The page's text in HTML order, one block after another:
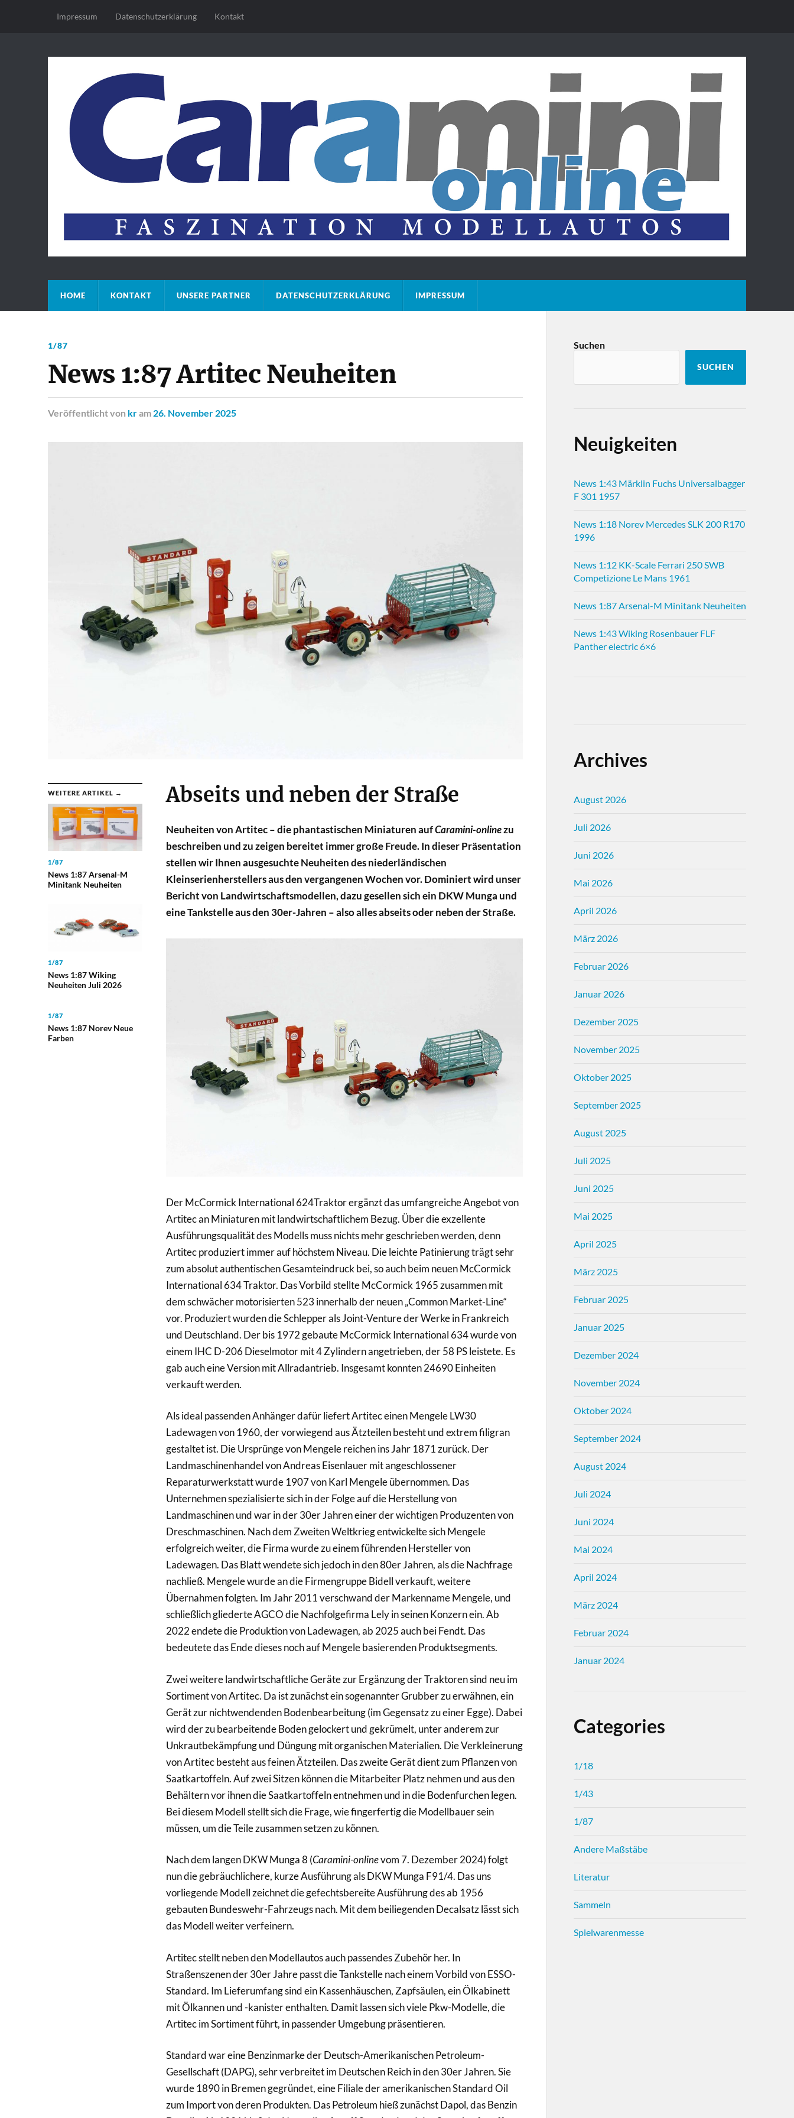
Impressum Datenschutz­erklärung Kontakt
HOME KONTAKT UNSERE PARTNER DATENSCHUTZ­ERKLÄRUNG IMPRESSUM
1/87
News 1:87 Artitec Neuheiten
Veröffentlichtvon kram 26. November 2025
WEITERE ARTIKEL →
1/87
News 1:87 Arsenal-M
Minitank Neuheiten
1/87
News 1:87 Wiking
Neuheiten Juli 2026
1/87
News 1:87 Norev Neue
Farben
Abseits und neben der Straße
Neuheiten von Artitec – die phantastischen Miniaturen aufCaramini-onlinezu
beschreiben und zu zeigen bereitet immer große Freude. In dieser Präsentation
stellen wir Ihnen ausgesuchte Neuheiten des niederländischen
Kleinserienherstellers aus den vergangenen Wochen vor. Dominiert wird unser
Bericht von Landwirtschaftsmodellen, dazu gesellen sich ein DKW Munga und
eine Tankstelle aus den 30er-Jahren – also alles abseits oder neben der Straße.
Der McCormick International 624Traktor ergänzt das umfangreiche Angebot von
Artitec an Miniaturen mit landwirtschaftlichem Bezug. Über die exzellente
Ausführungsqualität des Modells muss nichts mehr geschrieben werden, denn
Artitec produziert immer auf höchstem Niveau. Die leichte Patinierung trägt sehr
zum absolut authentischen Gesamteindruck bei, so auch beim neuen McCormick
International 634 Traktor. Das Vorbild stellte McCormick 1965 zusammen mit
dem schwächer motorisierten 523 innerhalb der neuen „Common Market-Line“
vor. Produziert wurden die Schlepper als Joint-Venture der Werke in Frankreich
und Deutschland. Der bis 1972 gebaute McCormick International 634 wurde von
einem IHC D-206 Dieselmotor mit 4 Zylindern angetrieben, der 58 PS leistete. Es
gab auch eine Version mit Allradantrieb. Insgesamt konnten 24690 Einheiten
verkauft werden.
Als ideal passenden Anhänger dafür liefert Artitec einen Mengele LW30
Ladewagen von 1960, der vorwiegend aus Ätzteilen besteht und extrem filigran
gestaltet ist. Die Ursprünge von Mengele reichen ins Jahr 1871 zurück. Der
Landmaschinenhandel von Andreas Eisenlauer mit angeschlossener
Reparaturwerkstatt wurde 1907 von Karl Mengele übernommen. Das
Unternehmen spezialisierte sich in der Folge auf die Herstellung von
Landmaschinen und war in der 30er Jahren einer der wichtigen Produzenten von
Dreschmaschinen. Nach dem Zweiten Weltkrieg entwickelte sich Mengele
erfolgreich weiter, die Firma wurde zu einem führenden Hersteller von
Ladewagen. Das Blatt wendete sich jedoch in den 80er Jahren, als die Nachfrage
nachließ. Mengele wurde an die Firmengruppe Bidell verkauft, weitere
Übernahmen folgten. Im Jahr 2011 verschwand der Markenname Mengele, und
schließlich gliederte AGCO die Nachfolgefirma Lely in seinen Konzern ein. Ab
2022 endete die Produktion von Ladewagen, ab 2025 auch bei Fendt. Das
bedeutete das Ende dieses noch auf Mengele basierenden Produktsegments.
Zwei weitere landwirtschaftliche Geräte zur Ergänzung der Traktoren sind neu im
Sortiment von Artitec. Da ist zunächst ein sogenannter Grubber zu erwähnen, ein
Gerät zur nichtwendenden Bodenbearbeitung (im Gegensatz zu einer Egge). Dabei
wird der zu bearbeitende Boden gelockert und gekrümelt, unter anderem zur
Unkrautbekämpfung und Düngung mit organischen Materialien. Die Verkleinerung
von Artitec besteht aus feinen Ätzteilen. Das zweite Gerät dient zum Pflanzen von
Saatkartoffeln. Auf zwei Sitzen können die Mitarbeiter Platz nehmen und aus den
Behältern vor ihnen die Saatkartoffeln entnehmen und in die Bodenfurchen legen.
Bei diesem Modell stellt sich die Frage, wie fingerfertig die Modellbauer sein
müssen, um die Teile zusammen setzen zu können.
Nach dem langen DKW Munga 8 (Caramini-onlinevom 7. Dezember 2024) folgt
nun die gebräuchlichere, kurze Ausführung als DKW Munga F91/4. Das uns
vorliegende Modell zeichnet die gefechtsbereite Ausführung des ab 1956
gebauten Bundeswehr-Fahrzeugs nach. Mit dem beiliegenden Decalsatz lässt sich
das Modell weiter verfeinern.
Artitec stellt neben den Modellautos auch passendes Zubehör her. In
Straßenszenen der 30er Jahre passt die Tankstelle nach einem Vorbild von ESSO-
Standard. Im Lieferumfang sind ein Kassenhäuschen, Zapfsäulen, ein Ölkabinett
mit Ölkannen und -kanister enthalten. Damit lassen sich viele Pkw-Modelle, die
Artitec im Sortiment führt, in passender Umgebung präsentieren.
Standard war eine Benzinmarke der Deutsch-Amerikanischen Petroleum-
Gesellschaft (DAPG), sehr verbreitet im Deutschen Reich in den 30er Jahren. Sie
wurde 1890 in Bremen gegründet, eine Filiale der amerikanischen Standard Oil
zum Import von deren Produkten. Das Petroleum hieß zunächst Dapol, das Benzin
Suchen
SUCHEN
Neuigkeiten
News 1:43 Märklin Fuchs Universalbagger
F 301 1957
News 1:18 Norev Mercedes SLK 200 R170
1996
News 1:12 KK-Scale Ferrari 250 SWB
Competizione Le Mans 1961
News 1:87 Arsenal-M Minitank Neuheiten
News 1:43 Wiking Rosenbauer FLF
Panther electric 6×6
Archives
August 2026
Juli 2026
Juni 2026
Mai 2026
April 2026
März 2026
Februar 2026
Januar 2026
Dezember 2025
November 2025
Oktober 2025
September 2025
August 2025
Juli 2025
Juni 2025
Mai 2025
April 2025
März 2025
Februar 2025
Januar 2025
Dezember 2024
November 2024
Oktober 2024
September 2024
August 2024
Juli 2024
Juni 2024
Mai 2024
April 2024
März 2024
Februar 2024
Januar 2024
Categories
1/18
1/43
1/87
Andere Maßstäbe
Literatur
Sammeln
Spielwarenmesse